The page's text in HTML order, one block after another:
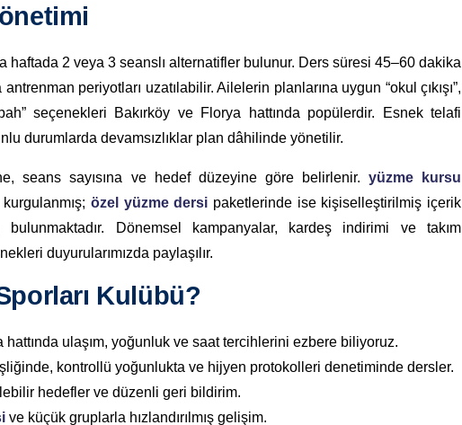
haftada 2 veya 3 seanslı alternatifler bulunur. Ders süresi 45–60 dakika
periyotları uzatılabilir. Ailelerin planlarına uygun “okul çıkışı”,
seçenekleri Bakırköy ve Florya hattında popülerdir. Esnek telafi
durumlarda devamsızlıklar plan dâhilinde yönetilir.
seans sayısına ve hedef düzeyine göre belirlenir. yüzme kursu
özel yüzme dersi paketlerinde ise kişiselleştirilmiş içerik
bulunmaktadır. Dönemsel kampanyalar, kardeş indirimi ve takım
duyurularımızda paylaşılır.
Kulübü?
hattında ulaşım, yoğunluk ve saat tercihlerini ezbere biliyoruz.
kontrollü yoğunlukta ve hijyen protokolleri denetiminde dersler.
hedefler ve düzenli geri bildirim.
ve küçük gruplarla hızlandırılmış gelişim.